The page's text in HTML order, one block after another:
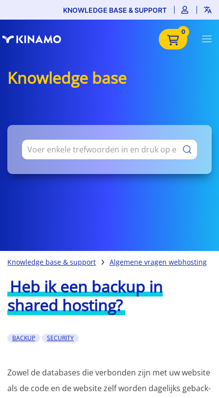
KNOWLEDGE BASE & SUPPORT
0
Knowledge base
Knowledge base & support Algemene vragen webhosting
Heb ik een backup in
shared hosting?
BACKUP SECURITY
Zowel de databases die verbonden zijn met uw website
als de code en de website zelf worden dagelijks geback-